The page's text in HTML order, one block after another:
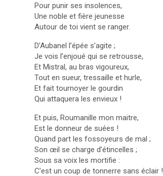
Pour punir ses insolences,
Une noble et fière jeunesse
Autour de toi vient se ranger.
D’Aubanel l’épée s’agite ;
Je vois l’enjoué qui se retrousse,
Et Mistral, au bras vigoureux,
Tout en sueur, tressaille et hurle,
Et fait tournoyer le gourdin
Qui attaquera les envieux !
Et puis, Roumanille mon maitre,
Est le donneur de suées !
Quand part les fossoyeurs de mal ;
Son œil se charge d’étincelles ;
Sous sa voix les mortifie :
C’est un coup de tonnerre sans éclair !